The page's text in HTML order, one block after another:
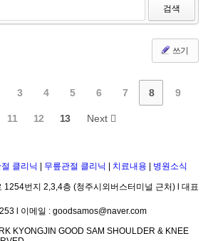
검색
쓰기
3 4 5 6 7 8 9
11 12 13 Next
클리닉 | 무릎관절 클리닉 | 치료내용 | 병원소식
1254번지 2,3,4층 (청주시외버스터미널 근처) l 대표
l 이메일 : goodsamos@naver.com
KYONGJIN GOOD SAM SHOULDER & KNEE